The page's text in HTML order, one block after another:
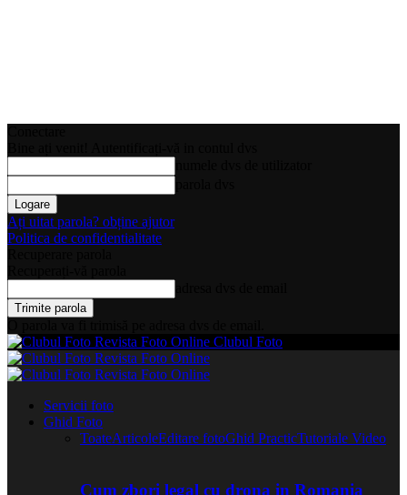
Ați uitat parola? obține ajutor
Politica de confidentialitate
Clubul Foto
Servicii foto
Ghid Foto
ToateArticoleEditare fotoGhid PracticTutoriale Video
Cum zbori legal cu drona in Romania